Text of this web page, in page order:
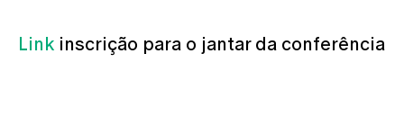
Link inscrição para o jantar da conferência